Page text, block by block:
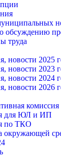
труда
новости 2025
новости 2023
новости 2024
новости 2026
для ЮЛ и ИП
по ТКО